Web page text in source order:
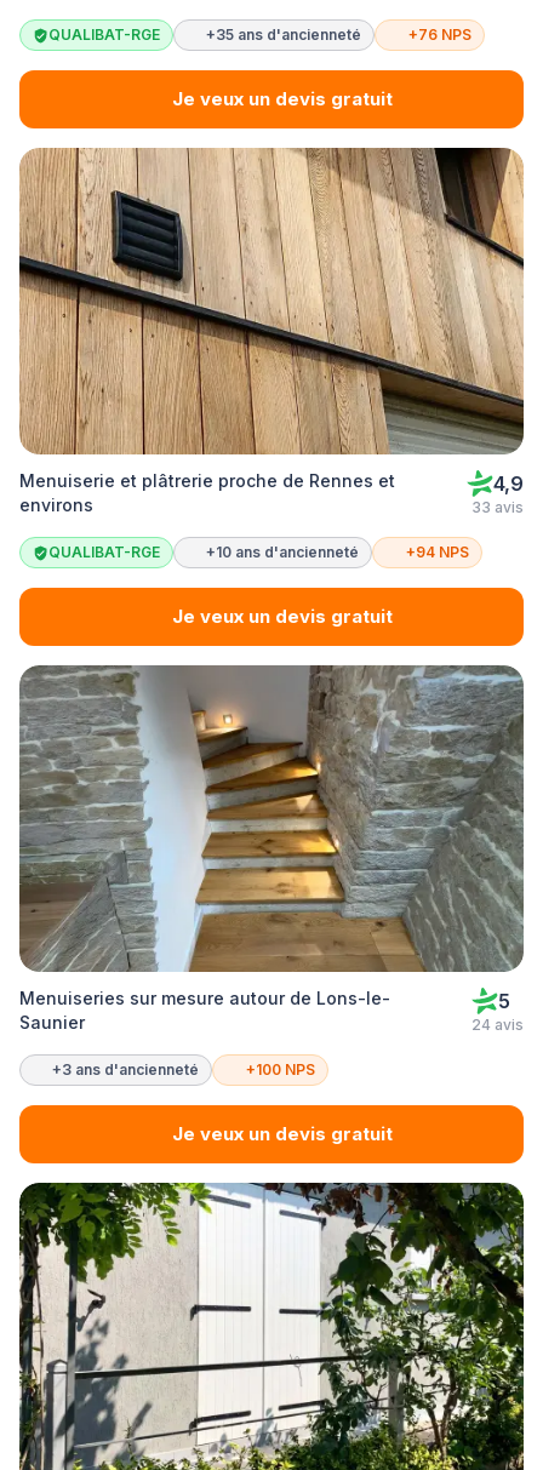
QUALIBAT-RGE +35 ans d'ancienneté +76 NPS
Je veux un devis gratuit
Menuiserie et plâtrerie proche de Rennes et
environs
4,9
33 avis
QUALIBAT-RGE +10 ans d'ancienneté +94 NPS
Je veux un devis gratuit
Menuiseries sur mesure autour de Lons-le-
Saunier
5
24 avis
+3 ans d'ancienneté +100 NPS
Je veux un devis gratuit